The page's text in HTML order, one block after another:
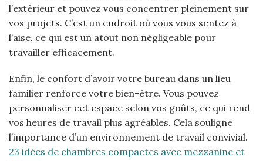
l’extérieur et pouvez vous concentrer pleinement sur
vos projets. C’est un endroit où vous vous sentez à
l’aise, ce qui est un atout non négligeable pour
travailler efficacement.
Enfin, le confort d’avoir votre bureau dans un lieu
familier renforce votre bien-être. Vous pouvez
personnaliser cet espace selon vos goûts, ce qui rend
vos heures de travail plus agréables. Cela souligne
l’importance d’un environnement de travail convivial.
23 idées de chambres compactes avec mezzanine et